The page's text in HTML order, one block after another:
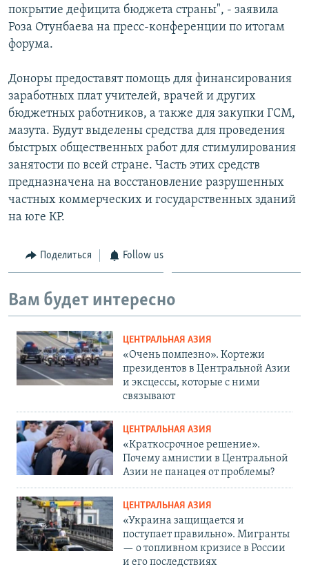
покрытие дефицита бюджета страны", - заявила
Роза Отунбаева на пресс-конференции по итогам
форума.
Доноры предоставят помощь для финансирования
заработных плат учителей, врачей и других
бюджетных работников, а также для закупки ГСМ,
мазута. Будут выделены средства для проведения
быстрых общественных работ для стимулирования
занятости по всей стране. Часть этих средств
предназначена на восстановление разрушенных
частных коммерческих и государственных зданий
на юге КР.
Поделиться Follow us
Вам будет интересно
ЦЕНТРАЛЬНАЯ АЗИЯ
«Очень помпезно». Кортежи
президентов в Центральной Азии
и эксцессы, которые с ними
связывают
ЦЕНТРАЛЬНАЯ АЗИЯ
«Краткосрочное решение».
Почему амнистии в Центральной
Азии не панацея от проблемы?
ЦЕНТРАЛЬНАЯ АЗИЯ
«Украина защищается и
поступает правильно». Мигранты
— о топливном кризисе в России
и его последствиях